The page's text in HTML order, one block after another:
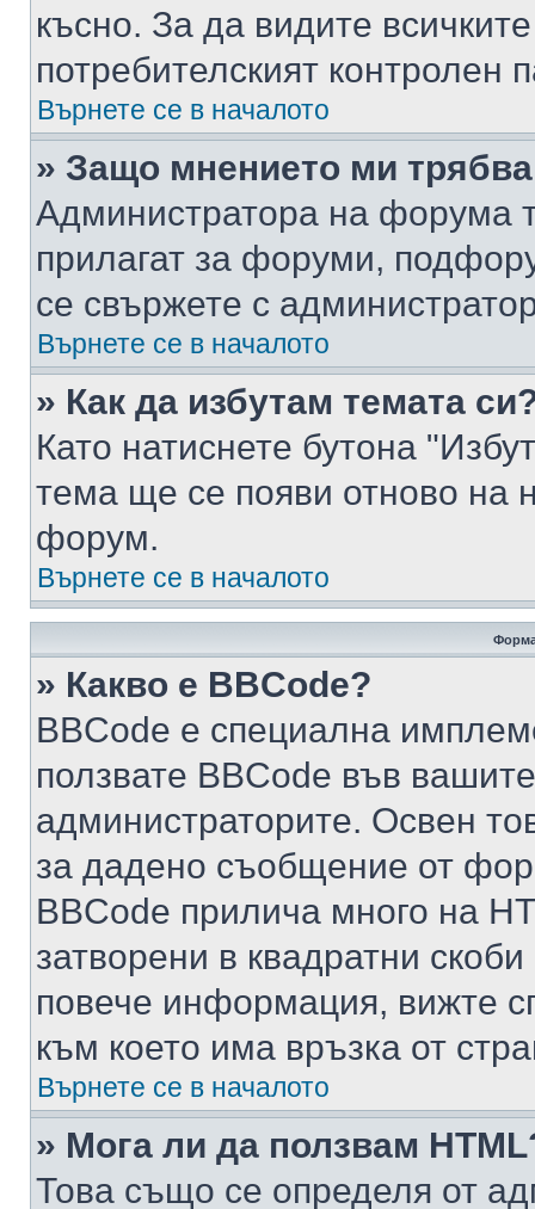
късно. За да видите
потребителският контролен
Върнете се в началото
» Защо мнението ми
Администратора на форума
прилагат за форуми,
се свържете с
Върнете се в началото
» Как да избутам темата
Като натиснете бутона
тема ще се появи отново на
форум.
Върнете се в началото
» Какво е BBCode?
BBCode е специална
ползвате BBCode във
администраторите. Освен
за дадено съобщение от
BBCode прилича много на
затворени в квадратни
повече информация, вижте
към което има връзка от
Върнете се в началото
» Мога ли да ползвам
Това също се определя от